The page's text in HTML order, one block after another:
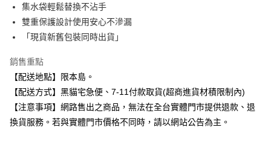
悠遊付
Google Pay
全盈+PAY
【大哥付你分期使用說明】
1.本服務由台灣大哥大提供，台灣大哥大用戶可立即使用無須另外申請。
ATM付款
集水袋輕鬆替換不沾手
雙重保護設計使用安心不滲漏
「現貨新舊包裝同時出貨」
銷售重點
【配送地點】限本島。
【配送方式】黑貓宅急便、7-11付款取貨(超商進貨材積限制內)
【注意事項】網路售出之商品，無法在全台實體門市提供退款、退
換貨服務。若與實體門市價格不同時，請以網站公告為主。